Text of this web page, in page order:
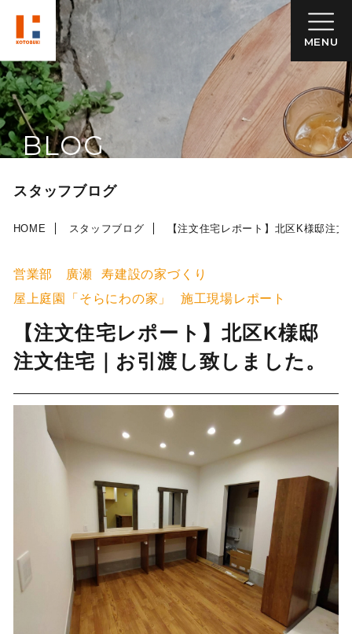
MENU
BLOG
スタッフブログ
HOME スタッフブログ 【注文住宅レポート】北区K様邸注
営業部 廣瀬
寿建設の家づくり
屋上庭園「そらにわの家」
施工現場レポート
【注文住宅レポート】北区K様邸
注文住宅｜お引渡し致しました。